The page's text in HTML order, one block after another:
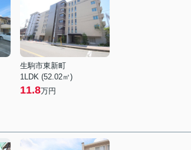
生駒市東新町
1LDK (52.02㎡)
11.8万円